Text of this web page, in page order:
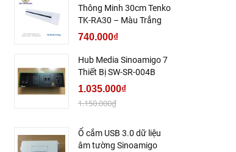
Thông Minh 30cm Tenko
TK-RA30 – Màu Trắng
740.000₫
Hub Media Sinoamigo 7
Thiết Bị SW-SR-004B
1.035.000₫
1.150.000₫
Ổ cắm USB 3.0 dữ liệu
âm tường Sinoamigo